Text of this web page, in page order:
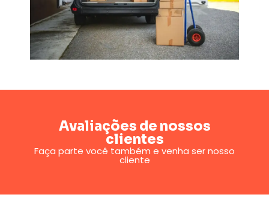
Avaliações de nossos
clientes
Faça parte você também e venha ser nosso
cliente